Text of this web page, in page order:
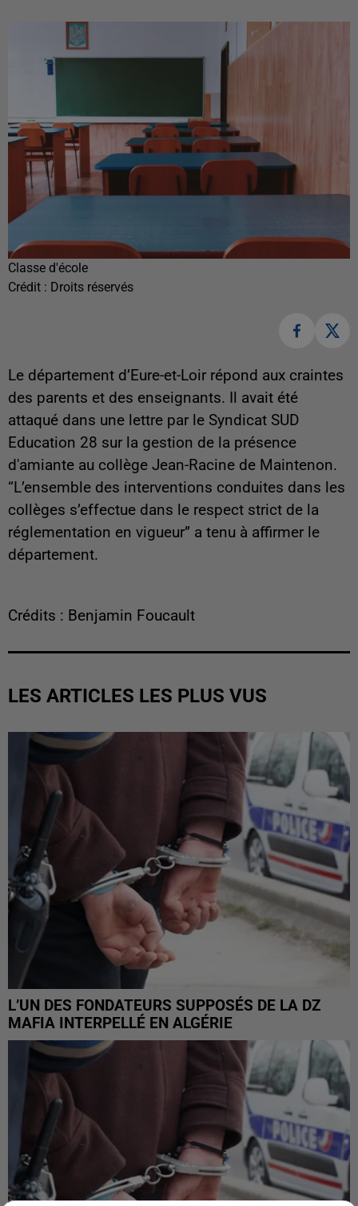
Classe d'école
Crédit : Droits réservés
Le département d’Eure-et-Loir répond aux craintes
des parents et des enseignants. Il avait été
attaqué dans une lettre par le Syndicat SUD
Education 28 sur la gestion de la présence
d'amiante au collège Jean-Racine de Maintenon.
“L’ensemble des interventions conduites dans les
collèges s’effectue dans le respect strict de la
réglementation en vigueur” a tenu à affirmer le
département.
Crédits : Benjamin Foucault
LES ARTICLES LES PLUS VUS
L’UN DES FONDATEURS SUPPOSÉS DE LA DZ
MAFIA INTERPELLÉ EN ALGÉRIE